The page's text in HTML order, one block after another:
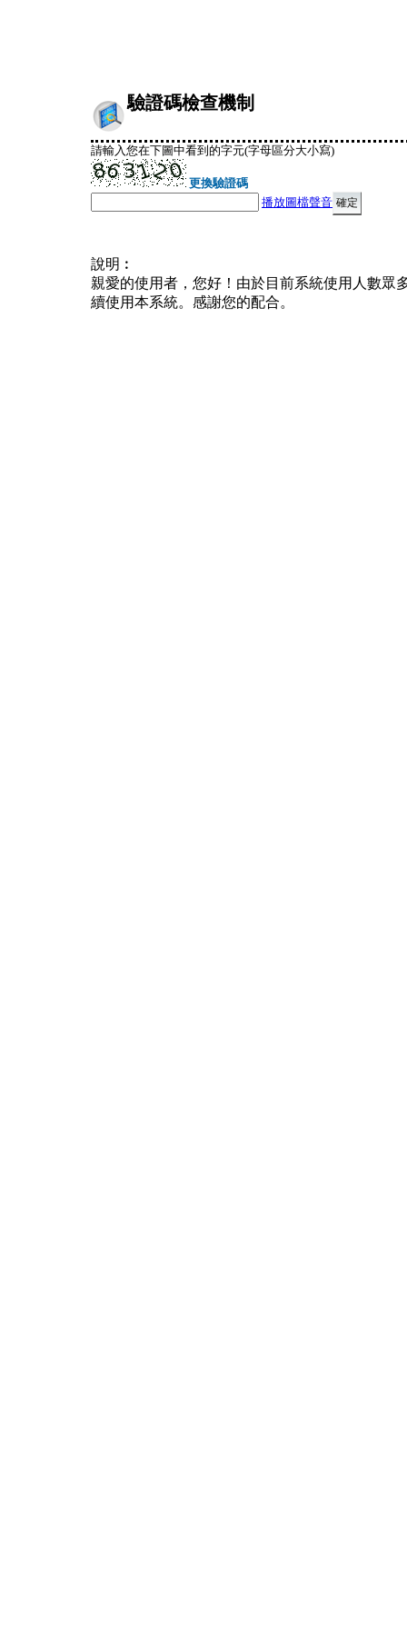
驗證碼檢查機制
請輸入您在下圖中看到的字元(字母區分大小寫)
更換驗證碼
播放圖檔聲音
說明︰
親愛的使用者，您好！由於目前系統使用人數眾
續使用本系統。感謝您的配合。